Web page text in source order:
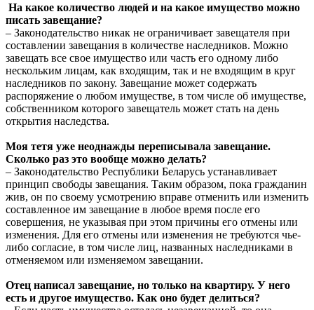
На какое количество людей и на какое имущество можно
писать завещание?
– Законодательство никак не ограничивает завещателя при
составлении завещания в количестве наследников. Можно
завещать все свое имущество или часть его одному либо
нескольким лицам, как входящим, так и не входящим в круг
наследников по закону. Завещание может содержать
распоряжение о любом имуществе, в том числе об имуществе,
собственником которого завещатель может стать на день
открытия наследства.
Моя тетя уже неоднажды переписывала завещание.
Сколько раз это вообще можно делать?
– Законодательство Республики Беларусь устанавливает
принцип свободы завещания. Таким образом, пока гражданин
жив, он по своему усмотрению вправе отменить или изменить
составленное им завещание в любое время после его
совершения, не указывая при этом причины его отмены или
изменения. Для его отмены или изменения не требуются чье-
либо согласие, в том числе лиц, названных наследниками в
отменяемом или изменяемом завещании.
Отец написал завещание, но только на квартиру. У него
есть и другое имущество. Как оно будет делиться?